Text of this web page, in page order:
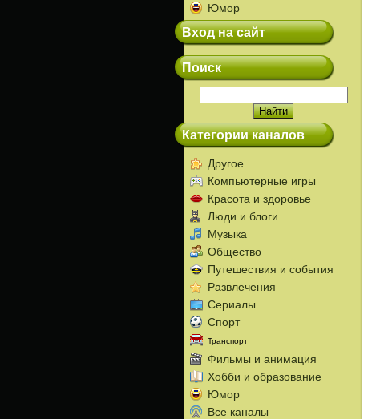
Юмор
Вход на сайт
Поиск
Категории каналов
Другое
Компьютерные игры
Красота и здоровье
Люди и блоги
Музыка
Общество
Путешествия и события
Развлечения
Сериалы
Спорт
Транспорт
Фильмы и анимация
Хобби и образование
Юмор
Все каналы